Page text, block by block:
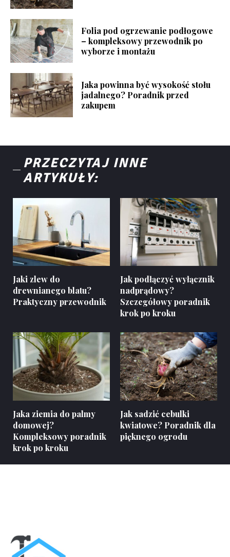
Folia pod ogrzewanie podłogowe
– kompleksowy przewodnik po
wyborze i montażu
Jaka powinna być wysokość stołu
jadalnego? Poradnik przed
zakupem
PRZECZYTAJ INNE
ARTYKUŁY:
Jaki zlew do
drewnianego blatu?
Praktyczny przewodnik
Jak podłączyć wyłącznik
nadprądowy?
Szczegółowy poradnik
krok po kroku
Jaka ziemia do palmy
domowej?
Kompleksowy poradnik
krok po kroku
Jak sadzić cebulki
kwiatowe? Poradnik dla
pięknego ogrodu